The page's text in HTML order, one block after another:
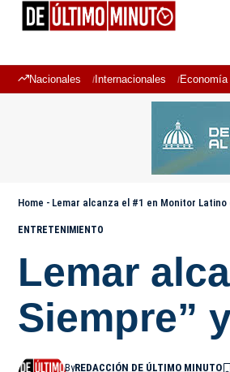
Nacionales Internacionales Economía
Home - Lemar alcanza el #1 en Monitor
ENTRETENIMIENTO
Lemar
Siempre”
ByREDACCIÓN DE ÚLTIMO MINUTO